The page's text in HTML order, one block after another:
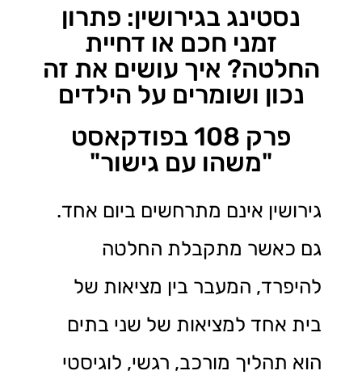
נסטינג בגירושין: פתרון
זמני חכם או דחיית
החלטה? איך עושים את זה
נכון ושומרים על הילדים
פרק 108 בפודקאסט
"משהו עם גישור"
גירושין אינם מתרחשים ביום אחד.
גם כאשר מתקבלת החלטה
להיפרד, המעבר בין מציאות של
בית אחד למציאות של שני בתים
הוא תהליך מורכב, רגשי, לוגיסטי